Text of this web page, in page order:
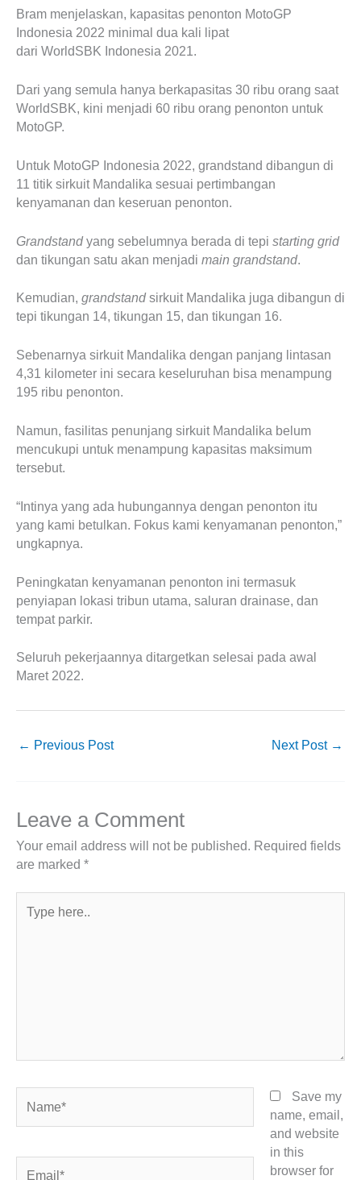
Bram menjelaskan, kapasitas penonton MotoGP
Indonesia 2022 minimal dua kali lipat
dari WorldSBK Indonesia 2021.
Dari yang semula hanya berkapasitas 30 ribu orang saat
WorldSBK, kini menjadi 60 ribu orang penonton untuk
MotoGP.
Untuk MotoGP Indonesia 2022, grandstand dibangun di
11 titik sirkuit Mandalika sesuai pertimbangan
kenyamanan dan keseruan penonton.
Grandstandyang sebelumnya berada di tepi starting grid
dan tikungan satu akan menjadi main grandstand.
Kemudian, grandstand sirkuit Mandalika juga dibangun di
tepi tikungan 14, tikungan 15, dan tikungan 16.
Sebenarnya sirkuit Mandalika dengan panjang lintasan
4,31 kilometer ini secara keseluruhan bisa menampung
195 ribu penonton.
Namun, fasilitas penunjang sirkuit Mandalika belum
mencukupi untuk menampung kapasitas maksimum
tersebut.
“Intinya yang ada hubungannya dengan penonton itu
yang kami betulkan. Fokus kami kenyamanan penonton,”
ungkapnya.
Peningkatan kenyamanan penonton ini termasuk
penyiapan lokasi tribun utama, saluran drainase, dan
tempat parkir.
Seluruh pekerjaannya ditargetkan selesai pada awal
Maret 2022.
← Previous Post Next Post →
Leave a Comment
Your email address will not be published. Required fields
are marked *
here..
Save my
name, email,
and website
in this
browser for